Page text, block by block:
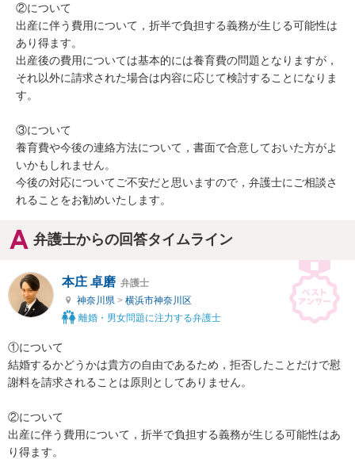
②について
出産に伴う費用について，折半で負担する義務が生じる可能性は
あり得ます。
出産後の費用については基本的には養育費の問題となりますが，
それ以外に請求された場合は内容に応じて検討することになりま
す。
③について
養育費や今後の連絡方法について，書面で合意しておいた方がよ
いかもしれません。
今後の対応についてご不安だと思いますので，弁護士にご相談さ
れることをお勧めいたします。
弁護士からの回答タイムライン
本庄 卓磨 弁護士
神奈川県 > 横浜市神奈川区
離婚・男女問題に注力する弁護士
①について
結婚するかどうかは貴方の自由であるため，拒否したことだけで慰
謝料を請求されることは原則としてありません。
②について
出産に伴う費用について，折半で負担する義務が生じる可能性はあ
り得ます。